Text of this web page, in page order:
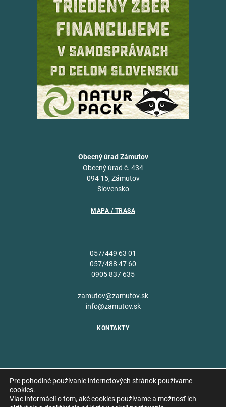
Obecný úrad Zámutov
Obecný úrad č. 434
094 15, Zámutov
Slovensko
MAPA / TRASA
057/449 63 01
057/488 47 60
0905 837 635
zamutov@zamutov.sk
info@zamutov.sk
KONTAKTY
Copyright © 2026 Obec
Pre pohodlné používanie internetových stránok používame
cookies.
Viac informácií o tom, aké cookies používame a možnosť ich